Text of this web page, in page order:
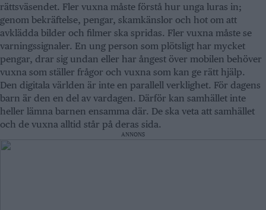
rättsväsendet. Fler vuxna måste förstå hur unga luras in;
genom bekräftelse, pengar, skamkänslor och hot om att
avklädda bilder och filmer ska spridas. Fler vuxna måste se
varningssignaler. En ung person som plötsligt har mycket
pengar, drar sig undan eller har ångest över mobilen behöver
vuxna som ställer frågor och vuxna som kan ge rätt hjälp.
Den digitala världen är inte en parallell verklighet. För dagens
barn är den en del av vardagen. Därför kan samhället inte
heller lämna barnen ensamma där. De ska veta att samhället
och de vuxna alltid står på deras sida.
ANNONS